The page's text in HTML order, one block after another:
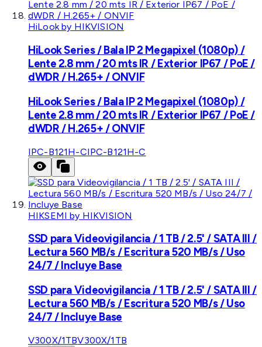
HiLook by HIKVISION
HiLook Series / Bala IP 2 Megapixel (1080p) /
Lente 2.8 mm / 20 mts IR / Exterior IP67 / PoE /
dWDR / H.265+ / ONVIF
HiLook Series / Bala IP 2 Megapixel (1080p) /
Lente 2.8 mm / 20 mts IR / Exterior IP67 / PoE /
dWDR / H.265+ / ONVIF
IPC-B121H-CIPC-B121H-C
HIKSEMI by HIKVISION
SSD para Videovigilancia / 1 TB / 2.5' / SATA III /
Lectura 560 MB/s / Escritura 520 MB/s / Uso
24/7 / Incluye Base
SSD para Videovigilancia / 1 TB / 2.5' / SATA III /
Lectura 560 MB/s / Escritura 520 MB/s / Uso
24/7 / Incluye Base
V300X/1TBV300X/1TB